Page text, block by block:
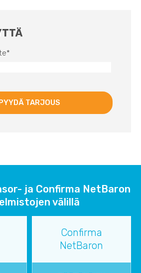
*
ja Confirma NetBaron
välillä
Confirma
NetBaron